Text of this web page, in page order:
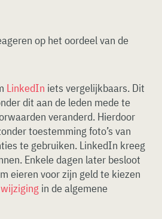
op het oordeel van de
LinkedIn iets vergelijkbaars. Dit
dit aan de leden mede te
veranderd. Hierdoor
toestemming foto’s van
te gebruiken. LinkedIn kreeg
Enkele dagen later besloot
eieren voor zijn geld te kiezen
in de algemene